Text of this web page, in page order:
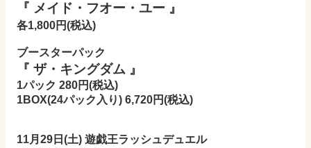
『 メイド・フオー・ユー 』
各1,800円(税込)
ブースターパック
『 ザ・キングダム 』
1パック 280円(税込)
1BOX(24パック入り) 6,720円(税込)
11月29日(土) 遊戯王ラッシュデュエル